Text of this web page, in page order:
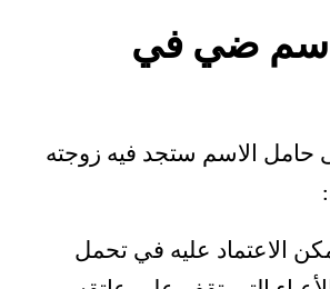
ضي في
حامل الاسم ستجد فيه زوجته
الاعتماد عليه في تحمل